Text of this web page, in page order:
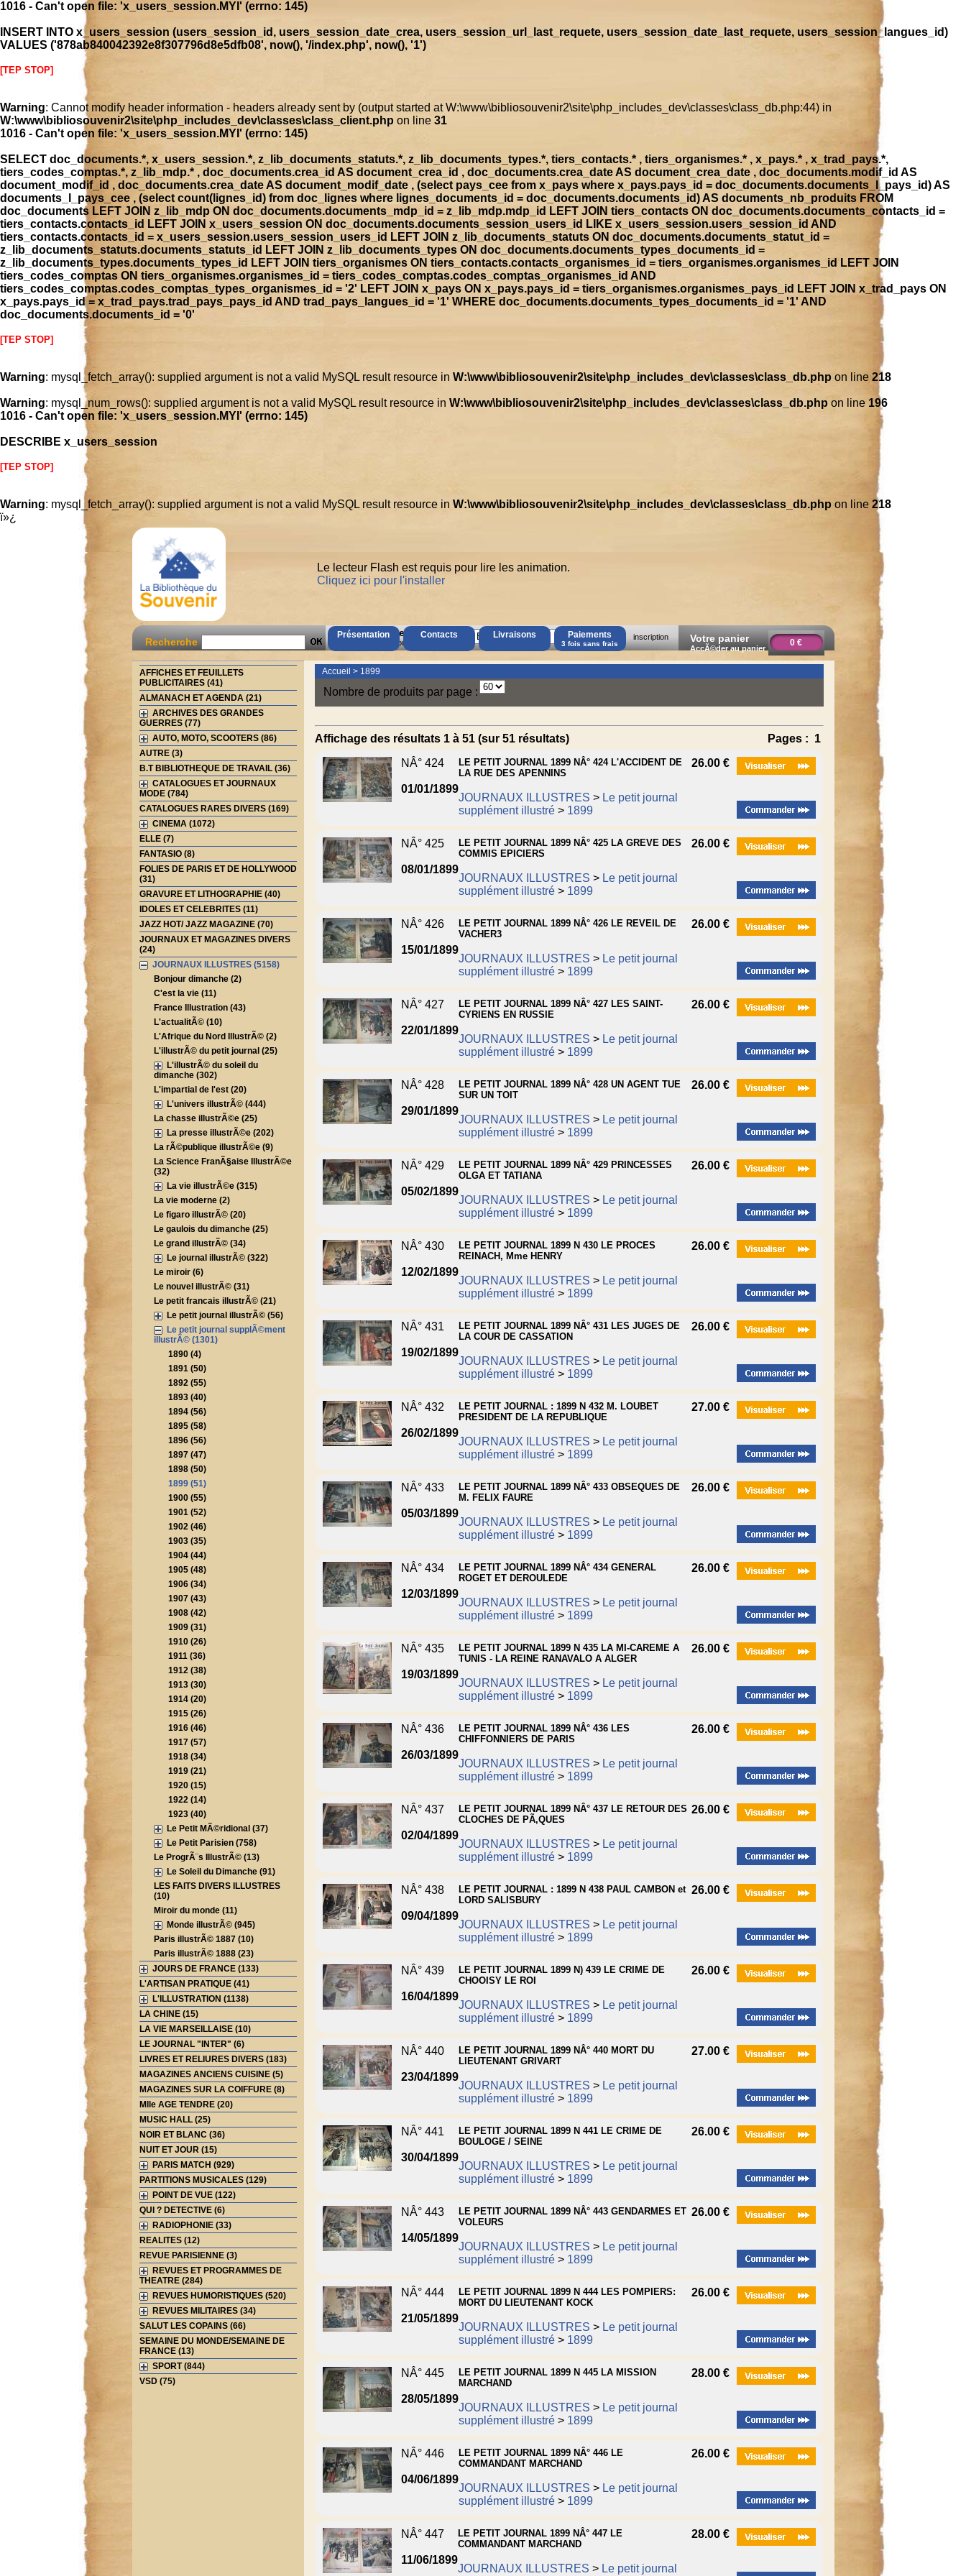
1016 - Can't open file: 'x_users_session.MYI' (errno: 145)
INSERT INTO x_users_session (users_session_id, users_session_date_crea, users_session_url_last_requete, users_session_date_last_requete, users_session_langues_id)
VALUES ('878ab840042392e8f307796d8e5dfb08', now(), '/index.php', now(), '1')
[TEP STOP]
Warning: Cannot modify header information - headers already sent by (output started at W:\www\bibliosouvenir2\site\php_includes_dev\classes\class_db.php:44) in
W:\www\bibliosouvenir2\site\php_includes_dev\classes\class_client.php on line 31
1016 - Can't open file: 'x_users_session.MYI' (errno: 145)
SELECT doc_documents.*, x_users_session.*, z_lib_documents_statuts.*, z_lib_documents_types.*, tiers_contacts.* , tiers_organismes.* , x_pays.* , x_trad_pays.*,
tiers_codes_comptas.*, z_lib_mdp.* , doc_documents.crea_id AS document_crea_id , doc_documents.crea_date AS document_crea_date , doc_documents.modif_id AS
document_modif_id , doc_documents.crea_date AS document_modif_date , (select pays_cee from x_pays where x_pays.pays_id = doc_documents.documents_l_pays_id) AS
documents_l_pays_cee , (select count(lignes_id) from doc_lignes where lignes_documents_id = doc_documents.documents_id) AS documents_nb_produits FROM
doc_documents LEFT JOIN z_lib_mdp ON doc_documents.documents_mdp_id = z_lib_mdp.mdp_id LEFT JOIN tiers_contacts ON doc_documents.documents_contacts_id =
tiers_contacts.contacts_id LEFT JOIN x_users_session ON doc_documents.documents_session_users_id LIKE x_users_session.users_session_id AND
tiers_contacts.contacts_id = x_users_session.users_session_users_id LEFT JOIN z_lib_documents_statuts ON doc_documents.documents_statut_id =
z_lib_documents_statuts.documents_statuts_id LEFT JOIN z_lib_documents_types ON doc_documents.documents_types_documents_id =
z_lib_documents_types.documents_types_id LEFT JOIN tiers_organismes ON tiers_contacts.contacts_organismes_id = tiers_organismes.organismes_id LEFT JOIN
tiers_codes_comptas ON tiers_organismes.organismes_id = tiers_codes_comptas.codes_comptas_organismes_id AND
tiers_codes_comptas.codes_comptas_types_organismes_id = '2' LEFT JOIN x_pays ON x_pays.pays_id = tiers_organismes.organismes_pays_id LEFT JOIN x_trad_pays ON
x_pays.pays_id = x_trad_pays.trad_pays_pays_id AND trad_pays_langues_id = '1' WHERE doc_documents.documents_types_documents_id = '1' AND
doc_documents.documents_id = '0'
[TEP STOP]
Warning: mysql_fetch_array(): supplied argument is not a valid MySQL result resource in W:\www\bibliosouvenir2\site\php_includes_dev\classes\class_db.php on line 218
Warning: mysql_num_rows(): supplied argument is not a valid MySQL result resource in W:\www\bibliosouvenir2\site\php_includes_dev\classes\class_db.php on line 196
1016 - Can't open file: 'x_users_session.MYI' (errno: 145)
DESCRIBE x_users_session
[TEP STOP]
Warning: mysql_fetch_array(): supplied argument is not a valid MySQL result resource in W:\www\bibliosouvenir2\site\php_includes_dev\classes\class_db.php on line 218
ï»¿
Présentation Contacts Livraisons Paiements
3 fois sans frais
Le lecteur Flash est requis pour lire les animation.
Cliquez ici pour l'installer
Recherche
AccÃ¨s Client
Mot de passe oubliÃ© ?
inscription Votre panier
AccÃ©der au panier
0 €
AFFICHES ET FEUILLETS
PUBLICITAIRES (41)
ALMANACH ET AGENDA (21)
ARCHIVES DES GRANDES
GUERRES (77)
AUTO, MOTO, SCOOTERS (86)
AUTRE (3)
B.T BIBLIOTHEQUE DE TRAVAIL (36)
CATALOGUES ET JOURNAUX
MODE (784)
CATALOGUES RARES DIVERS (169)
CINEMA (1072)
ELLE (7)
FANTASIO (8)
FOLIES DE PARIS ET DE HOLLYWOOD
(31)
GRAVURE ET LITHOGRAPHIE (40)
IDOLES ET CELEBRITES (11)
JAZZ HOT/ JAZZ MAGAZINE (70)
JOURNAUX ET MAGAZINES DIVERS
(24)
JOURNAUX ILLUSTRES (5158)
Bonjour dimanche (2)
C'est la vie (11)
France Illustration (43)
L'actualitÃ© (10)
L'Afrique du Nord IllustrÃ© (2)
L'illustrÃ© du petit journal (25)
L'illustrÃ© du soleil du
dimanche (302)
L'impartial de l'est (20)
L'univers illustrÃ© (444)
La chasse illustrÃ©e (25)
La presse illustrÃ©e (202)
La rÃ©publique illustrÃ©e (9)
La Science FranÃ§aise IllustrÃ©e
(32)
La vie illustrÃ©e (315)
La vie moderne (2)
Le figaro illustrÃ© (20)
Le gaulois du dimanche (25)
Le grand illustrÃ© (34)
Le journal illustrÃ© (322)
Le miroir (6)
Le nouvel illustrÃ© (31)
Le petit francais illustrÃ© (21)
Le petit journal illustrÃ© (56)
Le petit journal supplÃ©ment
illustrÃ© (1301)
1890 (4)
1891 (50)
1892 (55)
1893 (40)
1894 (56)
1895 (58)
1896 (56)
1897 (47)
1898 (50)
1899 (51)
1900 (55)
1901 (52)
1902 (46)
1903 (35)
1904 (44)
1905 (48)
1906 (34)
1907 (43)
1908 (42)
1909 (31)
1910 (26)
1911 (36)
1912 (38)
1913 (30)
1914 (20)
1915 (26)
1916 (46)
1917 (57)
1918 (34)
1919 (21)
1920 (15)
1922 (14)
1923 (40)
Le Petit MÃ©ridional (37)
Le Petit Parisien (758)
Le ProgrÃ¨s IllustrÃ© (13)
Le Soleil du Dimanche (91)
LES FAITS DIVERS ILLUSTRES
(10)
Miroir du monde (11)
Monde illustrÃ© (945)
Paris illustrÃ© 1887 (10)
Paris illustrÃ© 1888 (23)
JOURS DE FRANCE (133)
L'ARTISAN PRATIQUE (41)
L'ILLUSTRATION (1138)
LA CHINE (15)
LA VIE MARSEILLAISE (10)
LE JOURNAL "INTER" (6)
LIVRES ET RELIURES DIVERS (183)
MAGAZINES ANCIENS CUISINE (5)
MAGAZINES SUR LA COIFFURE (8)
Mlle AGE TENDRE (20)
MUSIC HALL (25)
NOIR ET BLANC (36)
NUIT ET JOUR (15)
PARIS MATCH (929)
PARTITIONS MUSICALES (129)
POINT DE VUE (122)
QUI ? DETECTIVE (6)
RADIOPHONIE (33)
REALITES (12)
REVUE PARISIENNE (3)
REVUES ET PROGRAMMES DE
THEATRE (284)
REVUES HUMORISTIQUES (520)
REVUES MILITAIRES (34)
SALUT LES COPAINS (66)
SEMAINE DU MONDE/SEMAINE DE
FRANCE (13)
SPORT (844)
VSD (75)
Accueil > 1899
Nombre de produits par page :
Affichage des résultats 1 à 51 (sur 51 résultats) Pages : 1
NÂ° 424
01/01/1899
LE PETIT JOURNAL 1899 NÂ° 424 L'ACCIDENT DE
LA RUE DES APENNINS
JOURNAUX ILLUSTRES > Le petit journal
supplément illustré> 1899
26.00 €
NÂ° 425
08/01/1899
LE PETIT JOURNAL 1899 NÂ° 425 LA GREVE DES
COMMIS EPICIERS
JOURNAUX ILLUSTRES > Le petit journal
supplément illustré> 1899
26.00 €
NÂ° 426
15/01/1899
LE PETIT JOURNAL 1899 NÂ° 426 LE REVEIL DE
VACHER3
JOURNAUX ILLUSTRES > Le petit journal
supplément illustré> 1899
26.00 €
NÂ° 427
22/01/1899
LE PETIT JOURNAL 1899 NÂ° 427 LES SAINT-
CYRIENS EN RUSSIE
JOURNAUX ILLUSTRES > Le petit journal
supplément illustré> 1899
26.00 €
NÂ° 428
29/01/1899
LE PETIT JOURNAL 1899 NÂ° 428 UN AGENT TUE
SUR UN TOIT
JOURNAUX ILLUSTRES > Le petit journal
supplément illustré> 1899
26.00 €
NÂ° 429
05/02/1899
LE PETIT JOURNAL 1899 NÂ° 429 PRINCESSES
OLGA ET TATIANA
JOURNAUX ILLUSTRES > Le petit journal
supplément illustré> 1899
26.00 €
NÂ° 430
12/02/1899
LE PETIT JOURNAL 1899 N 430 LE PROCES
REINACH, Mme HENRY
JOURNAUX ILLUSTRES > Le petit journal
supplément illustré> 1899
26.00 €
NÂ° 431
19/02/1899
LE PETIT JOURNAL 1899 NÂ° 431 LES JUGES DE
LA COUR DE CASSATION
JOURNAUX ILLUSTRES > Le petit journal
supplément illustré> 1899
26.00 €
NÂ° 432
26/02/1899
LE PETIT JOURNAL : 1899 N 432 M. LOUBET
PRESIDENT DE LA REPUBLIQUE
JOURNAUX ILLUSTRES > Le petit journal
supplément illustré> 1899
27.00 €
NÂ° 433
05/03/1899
LE PETIT JOURNAL 1899 NÂ° 433 OBSEQUES DE
M. FELIX FAURE
JOURNAUX ILLUSTRES > Le petit journal
supplément illustré> 1899
26.00 €
NÂ° 434
12/03/1899
LE PETIT JOURNAL 1899 NÂ° 434 GENERAL
ROGET ET DEROULEDE
JOURNAUX ILLUSTRES > Le petit journal
supplément illustré> 1899
26.00 €
NÂ° 435
19/03/1899
LE PETIT JOURNAL 1899 N 435 LA MI-CAREME A
TUNIS - LA REINE RANAVALO A ALGER
JOURNAUX ILLUSTRES > Le petit journal
supplément illustré> 1899
26.00 €
NÂ° 436
26/03/1899
LE PETIT JOURNAL 1899 NÂ° 436 LES
CHIFFONNIERS DE PARIS
JOURNAUX ILLUSTRES > Le petit journal
supplément illustré> 1899
26.00 €
NÂ° 437
02/04/1899
LE PETIT JOURNAL 1899 NÂ° 437 LE RETOUR DES
CLOCHES DE PÃ‚QUES
JOURNAUX ILLUSTRES > Le petit journal
supplément illustré> 1899
26.00 €
NÂ° 438
09/04/1899
LE PETIT JOURNAL : 1899 N 438 PAUL CAMBON et
LORD SALISBURY
JOURNAUX ILLUSTRES > Le petit journal
supplément illustré> 1899
26.00 €
NÂ° 439
16/04/1899
LE PETIT JOURNAL 1899 N) 439 LE CRIME DE
CHOOISY LE ROI
JOURNAUX ILLUSTRES > Le petit journal
supplément illustré> 1899
26.00 €
NÂ° 440
23/04/1899
LE PETIT JOURNAL 1899 NÂ° 440 MORT DU
LIEUTENANT GRIVART
JOURNAUX ILLUSTRES > Le petit journal
supplément illustré> 1899
27.00 €
NÂ° 441
30/04/1899
LE PETIT JOURNAL 1899 N 441 LE CRIME DE
BOULOGE / SEINE
JOURNAUX ILLUSTRES > Le petit journal
supplément illustré> 1899
26.00 €
NÂ° 443
14/05/1899
LE PETIT JOURNAL 1899 NÂ° 443 GENDARMES ET
VOLEURS
JOURNAUX ILLUSTRES > Le petit journal
supplément illustré> 1899
26.00 €
NÂ° 444
21/05/1899
LE PETIT JOURNAL 1899 N 444 LES POMPIERS:
MORT DU LIEUTENANT KOCK
JOURNAUX ILLUSTRES > Le petit journal
supplément illustré> 1899
26.00 €
NÂ° 445
28/05/1899
LE PETIT JOURNAL 1899 N 445 LA MISSION
MARCHAND
JOURNAUX ILLUSTRES > Le petit journal
supplément illustré> 1899
28.00 €
NÂ° 446
04/06/1899
LE PETIT JOURNAL 1899 NÂ° 446 LE
COMMANDANT MARCHAND
JOURNAUX ILLUSTRES > Le petit journal
supplément illustré> 1899
26.00 €
NÂ° 447
11/06/1899
LE PETIT JOURNAL 1899 NÂ° 447 LE
COMMANDANT MARCHAND
JOURNAUX ILLUSTRES > Le petit journal
28.00 €